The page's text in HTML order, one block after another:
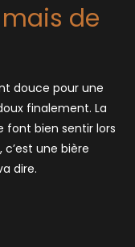
de
douce pour une
finalement. La
font bien sentir lors
une bière
dire.